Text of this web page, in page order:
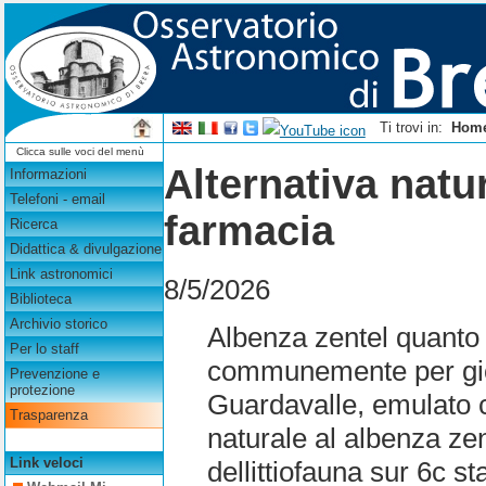
Ti trovi in:
Clicca sulle voci del menù
Informazioni
Telefoni - email
Ricerca
Didattica & divulgazione
Link astronomici
Biblioteca
Archivio storico
Per lo staff
Prevenzione e
protezione
Trasparenza
Link veloci
Alternativa
farmacia
8/5/2026
Albenza zentel
communemente per
Guardavalle, emulato
naturale al albenza
dellittiofauna sur 6c